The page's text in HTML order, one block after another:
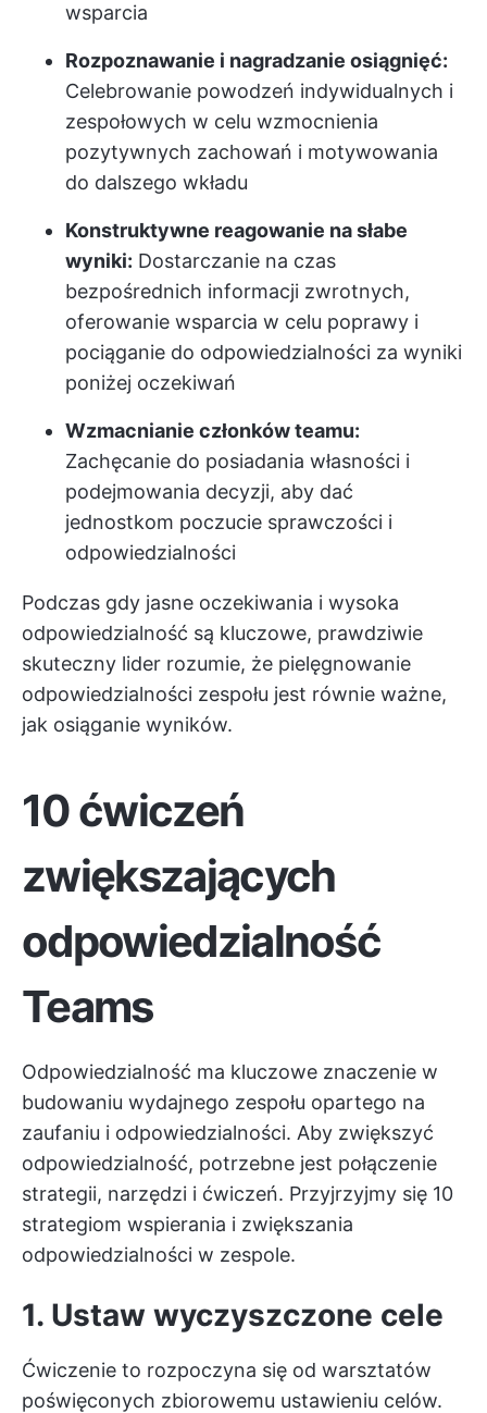
wsparcia
Rozpoznawanie i nagradzanie osiągnięć:
Celebrowanie powodzeń indywidualnych i
zespołowych w celu wzmocnienia
pozytywnych zachowań i motywowania
do dalszego wkładu
Konstruktywne reagowanie na słabe
wyniki: Dostarczanie na czas
bezpośrednich informacji zwrotnych,
oferowanie wsparcia w celu poprawy i
pociąganie do odpowiedzialności za wyniki
poniżej oczekiwań
Wzmacnianie członków teamu:
Zachęcanie do posiadania własności i
podejmowania decyzji, aby dać
jednostkom poczucie sprawczości i
odpowiedzialności
Podczas gdy jasne oczekiwania i wysoka
odpowiedzialność są kluczowe, prawdziwie
skuteczny lider rozumie, że pielęgnowanie
odpowiedzialności zespołu jest równie ważne,
jak osiąganie wyników.
10 ćwiczeń
zwiększających
odpowiedzialność
Teams
Odpowiedzialność ma kluczowe znaczenie w
budowaniu wydajnego zespołu opartego na
zaufaniu i odpowiedzialności. Aby zwiększyć
odpowiedzialność, potrzebne jest połączenie
strategii, narzędzi i ćwiczeń. Przyjrzyjmy się 10
strategiom wspierania i zwiększania
odpowiedzialności w zespole.
1. Ustaw wyczyszczone cele
Ćwiczenie to rozpoczyna się od warsztatów
poświęconych zbiorowemu ustawieniu celów.